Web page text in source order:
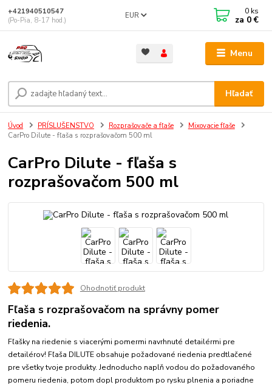
Menu
EUR
Hľadať
+421940510547
(Po-Pia, 8-17 hod.)
0 ks
za 0 €
Úvod PRÍSLUŠENSTVO Rozprašovače a fľaše
Mixovacie fľaše
CarPro Dilute - fľaša s rozprašovačom 500 ml
CarPro Dilute - fľaša s
rozprašovačom 500 ml
Ohodnotiť produkt
Fľaša s rozprašovačom na správny pomer
riedenia.
Fľašky na riedenie s viacerými pomermi navrhnuté detailérmi pre
detailérov! Fľaša DILUTE obsahuje požadované riedenia predtlačené
pre všetky tvoje produkty. Jednoducho naplň vodou do požadovaného
pomeru riedenia, potom dopl produktom po rysku plnenia a poriadne